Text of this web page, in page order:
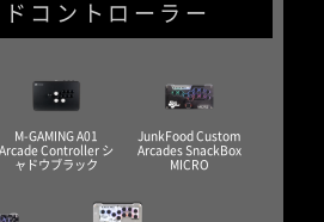
コントローラー
M-GAMING A01
Arcade Controller シ
ャドウブラック
JunkFood Custom
Arcades SnackBox
MICRO